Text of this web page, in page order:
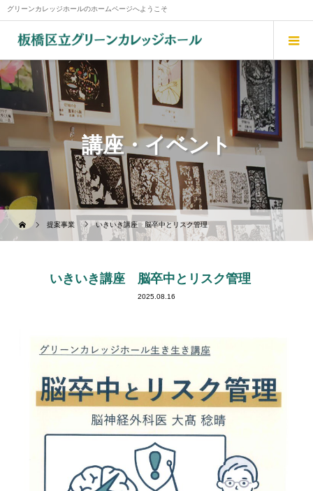
グリーンカレッジホールのホームページへようこそ
講座・イベント
提案事業 いきいき講座 脳卒中とリスク管理
いきいき講座 脳卒中とリスク管理
2025.08.16